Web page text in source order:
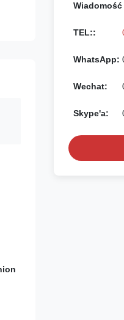
Wiadomość
TEL::
WhatsApp:
Wechat:
Skype'a: